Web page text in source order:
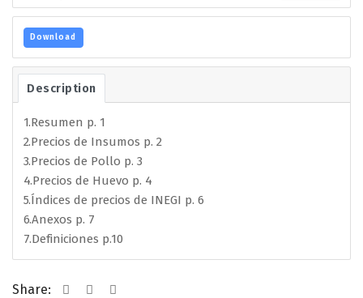
Download
Description
1.Resumen p. 1
2.Precios de Insumos p. 2
3.Precios de Pollo p. 3
4.Precios de Huevo p. 4
5.Índices de precios de INEGI p. 6
6.Anexos p. 7
7.Definiciones p.10
Share: